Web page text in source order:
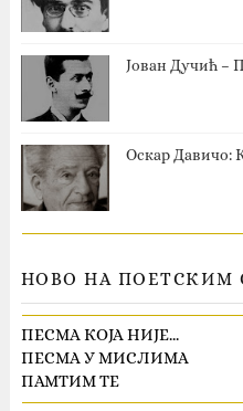
Јован Дучић
Оскар
НОВО НА ПОЕТСКИМ
ПЕСМА КОЈА НИЈЕ…
ПЕСМА У МИСЛИМА
ПАМТИМ ТЕ